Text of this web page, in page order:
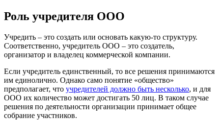
Роль учредителя ООО
Учредить – это создать или основать какую-то структуру.
Соответственно, учредитель ООО – это создатель,
организатор и владелец коммерческой компании.
Если учредитель единственный, то все решения принимаются
им единолично. Однако само понятие «общество»
предполагает, что учредителей должно быть несколько, и для
ООО их количество может достигать 50 лиц. В таком случае
решения по деятельности организации принимает общее
собрание участников.